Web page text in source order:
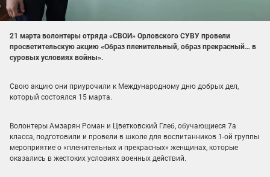
21 марта волонтеры отряда «СВОИ» Орловского СУВУ провели
просветительскую акцию «Образ пленительный, образ прекрасный… в
суровых условиях войны».
Свою акцию они приурочили к Международному дню добрых дел,
который состоялся 15 марта.
Волонтеры Амзарян Роман и Цветковский Глеб, обучающиеся 7а
класса, подготовили и провели в школе для воспитанников 1-ой группы
мероприятие о «пленительных и прекрасных» женщинах, которые
оказались в жестоких условиях военных действий.